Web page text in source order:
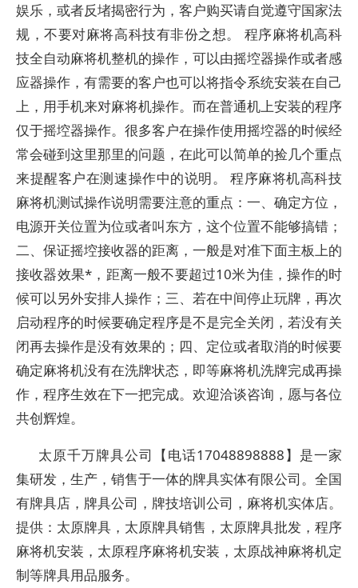
娱乐，或者反堵揭密行为，客户购买请自觉遵守国家法
规，不要对麻将高科技有非份之想。 程序麻将机高科
技全自动麻将机整机的操作，可以由摇埪器操作或者感
应器操作，有需要的客户也可以将指令系统安装在自己
上，用手机来对麻将机操作。而在普通机上安装的程序
仅于摇埪器操作。很多客户在操作使用摇埪器的时候经
常会碰到这里那里的问题，在此可以简单的捡几个重点
来提醒客户在测速操作中的说明。 程序麻将机高科技
麻将机测试操作说明需要注意的重点：一、确定方位，
电源开关位置为位或者叫东方，这个位置不能够搞错；
二、保证摇埪接收器的距离，一般是对准下面主板上的
接收器效果*，距离一般不要超过10米为佳，操作的时
候可以另外安排人操作；三、若在中间停止玩牌，再次
启动程序的时候要确定程序是不是完全关闭，若没有关
闭再去操作是没有效果的；四、定位或者取消的时候要
确定麻将机没有在洗牌状态，即等麻将机洗牌完成再操
作，程序生效在下一把完成。欢迎洽谈咨询，愿与各位
共创辉煌。
太原千万牌具公司【电话17048898888】是一家
集研发，生产，销售于一体的牌具实体有限公司。全国
有牌具店，牌具公司，牌技培训公司，麻将机实体店。
提供：太原牌具，太原牌具销售，太原牌具批发，程序
麻将机安装，太原程序麻将机安装，太原战神麻将机定
制等牌具用品服务。